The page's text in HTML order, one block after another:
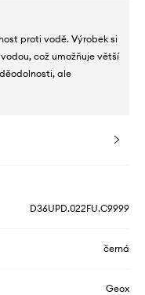
proti vodě. Výrobek si
což umožňuje větší
ale
D36UPD.022FU.C9999
černá
Geox